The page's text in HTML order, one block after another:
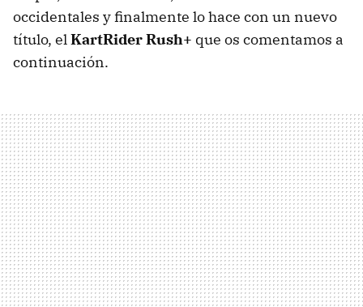
occidentales y finalmente lo hace con un nuevo
título, elKartRider Rush+ que os comentamos a
continuación.